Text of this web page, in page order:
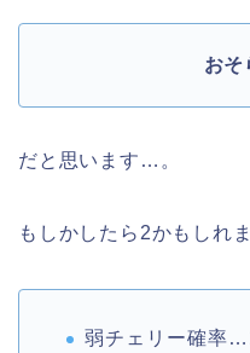
おそ
だと思います…。
もしかしたら2かもしれま
弱チェリー確率